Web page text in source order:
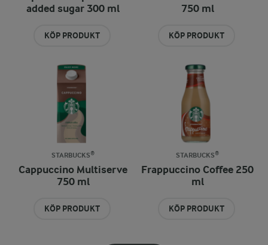
added sugar 300 ml
KÖP PRODUKT
750 ml
KÖP PRODUKT
STARBUCKS®
Cappuccino Multiserve
750 ml
KÖP PRODUKT
STARBUCKS®
Frappuccino Coffee 250
ml
KÖP PRODUKT